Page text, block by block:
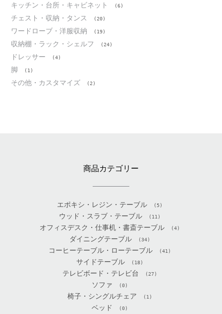
キッチン・台所・キャビネット (6)
チェスト・収納・タンス (20)
ワードローブ・洋服収納 (19)
収納棚・ラック・シェルフ (24)
ドレッサー (4)
脚 (1)
その他・カスタマイズ (2)
商品カテゴリー
エポキシ・レジン・テーブル (5)
ウッド・スラブ・テーブル (11)
オフィスデスク・仕事机・書斎テーブル (4)
ダイニングテーブル (34)
コーヒーテーブル・ローテーブル (41)
サイドテーブル (18)
テレビボード・テレビ台 (27)
ソファ (0)
椅子・シングルチェア (1)
ベッド (0)